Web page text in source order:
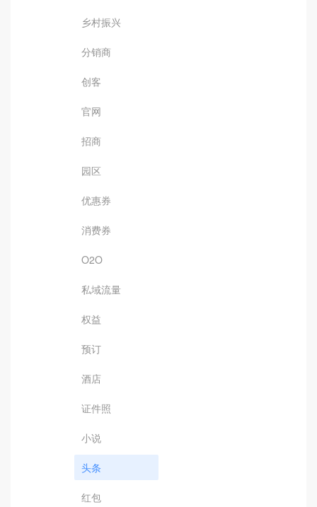
乡村振兴
分销商
创客
官网
招商
园区
优惠券
消费券
O2O
私域流量
权益
预订
酒店
证件照
小说
头条
红包